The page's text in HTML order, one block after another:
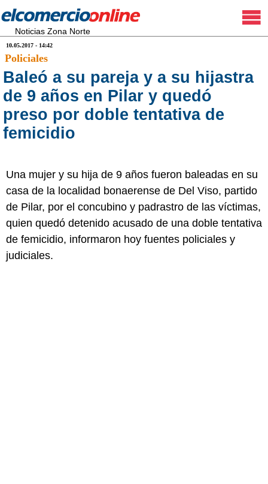
Noticias Zona Norte
10.05.2017 - 14:42
Policiales
Baleó a su pareja y a su hijastra
de 9 años en Pilar y quedó
preso por doble tentativa de
femicidio
Una mujer y su hija de 9 años fueron baleadas en su
casa de la localidad bonaerense de Del Viso, partido
de Pilar, por el concubino y padrastro de las víctimas,
quien quedó detenido acusado de una doble tentativa
de femicidio, informaron hoy fuentes policiales y
judiciales.